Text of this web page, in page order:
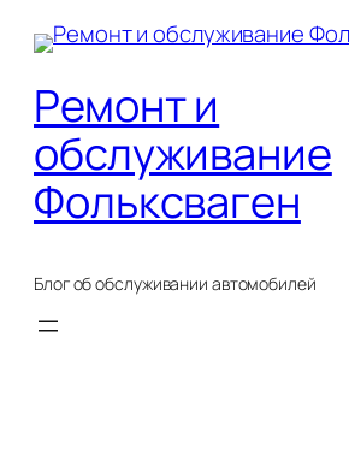
Перейти
содержимому
Ремонт и
обслуживание
Фольксваген
Блог об обслуживании автомобилей